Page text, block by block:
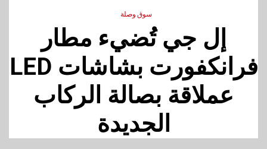
سوق وصلة
إل جي تُضيء مطار
فرانكفورت بشاشات LED
عملاقة بصالة الركاب
الجديدة